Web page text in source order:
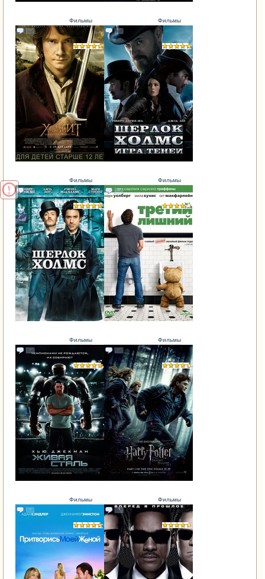
Фильмы Фильмы
Фильмы Фильмы
Фильмы Фильмы
Фильмы Фильмы